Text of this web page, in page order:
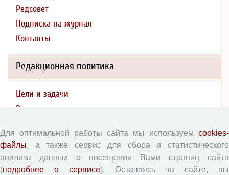
Редсовет
Подписка на журнал
Контакты
Редакционная политика
Цели и задачи
Разделы журнала
Публикационная этика
Индексирование
Архивация
Для оптимальной работы сайта мы используем cookies-
файлы, а также сервис для сбора и статистического
анализа данных о посещении Вами страниц сайта
(подробнее о сервисе). Оставаясь на сайте, вы